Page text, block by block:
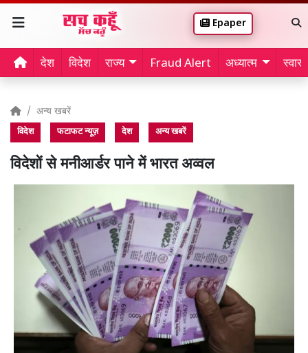
Epaper
देश विदेश राज्य Fraud Alert अध्यात्म
अन्य खबरें
विदेश फटाफट न्यूज़ देश अन्य खबरें
विदेशों से मनीआर्डर पाने में भारत अव्वल